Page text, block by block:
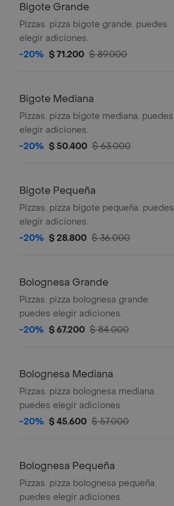
Bigote Grande
Pizzas. pizza bigote grande. puedes
elegir adiciones.
-20% $ 71.200 $ 89.000
Bigote Mediana
Pizzas. pizza bigote mediana. puedes
elegir adiciones.
-20% $ 50.400 $ 63.000
Bigote Pequeña
Pizzas. pizza bigote pequeña. puedes
elegir adiciones.
-20% $ 28.800 $ 36.000
Bolognesa Grande
Pizzas. pizza bolognesa grande.
puedes elegir adiciones.
-20% $ 67.200 $ 84.000
Bolognesa Mediana
Pizzas. pizza bolognesa mediana.
puedes elegir adiciones.
-20% $ 45.600 $ 57.000
Bolognesa Pequeña
Pizzas. pizza bolognesa pequeña.
puedes elegir adiciones.